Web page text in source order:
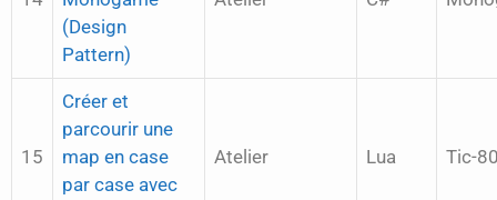
(Design
Pattern)
15
Créer et
parcourir une
map en case
par case avec
Atelier Lua Tic-